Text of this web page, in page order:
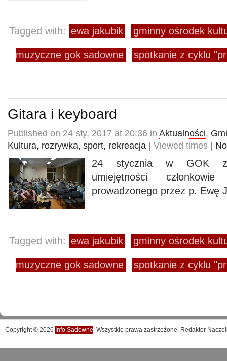
Tagged with: ewa jakubik gminny ośrodek
muzyczne gok sadowne spotkanie z cyklu
Gitara i keyboard
Published on 24 sty, 2017 at 20:36 in Aktualności,
Kultura, rozrywka, sport, rekreacja | Viewed times |
24 stycznia w GOK
umiejętności
prowadzonego przez p. Ewę
Tagged with: ewa jakubik gminny ośrodek
muzyczne gok sadowne spotkanie z cyklu
Copyright © 2026 Info Sadowne. Wszystkie prawa zastrzeżone. Redaktor